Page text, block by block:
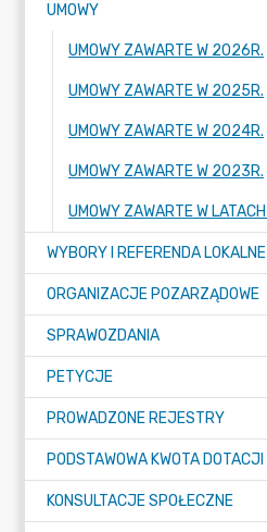
UMOWY
UMOWY ZAWARTE W 2026R.
UMOWY ZAWARTE W 2025R.
UMOWY ZAWARTE W 2024R.
UMOWY ZAWARTE W 2023R.
WYBORY I REFERENDA LOKALNE
ORGANIZACJE POZARZĄDOWE
SPRAWOZDANIA
PETYCJE
PROWADZONE REJESTRY
KONSULTACJE SPOŁECZNE